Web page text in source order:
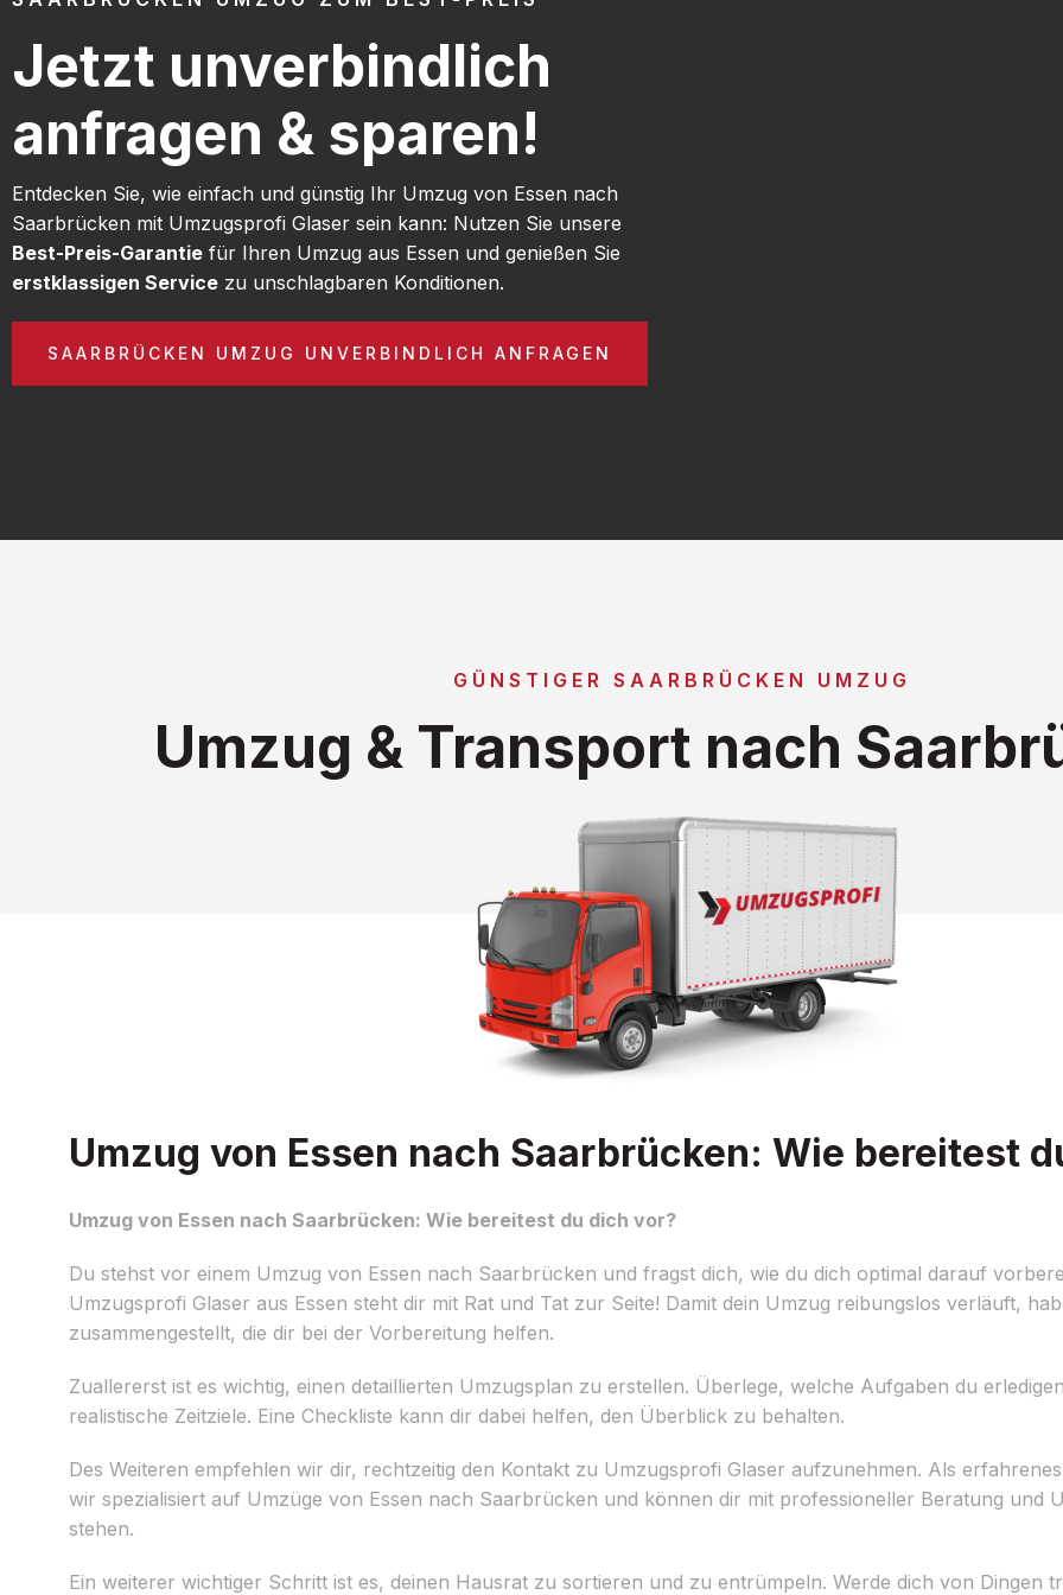
Jetzt unverbindlich
anfragen & sparen!
Entdecken Sie, wie einfach und günstig Ihr Umzug von Essen nach
Saarbrücken mit Umzugsprofi Glaser sein kann: Nutzen Sie unsere
Best-Preis-Garantie für Ihren Umzug aus Essen und genießen Sie
erstklassigen Service zu unschlagbaren Konditionen.
SAARBRÜCKEN UMZUG UNVERBINDLICH ANFRAGEN
GÜNSTIGER SAARBRÜCKEN UMZUG
Umzug & Transport nach
Umzug von Essen nach Saarbrücken: Wie bereitest
Umzug von Essen nach Saarbrücken: Wie bereitest du dich vor?
Du stehst vor einem Umzug von Essen nach Saarbrücken und fragst dich, wie du dich optimal darauf
Umzugsprofi Glaser aus Essen steht dir mit Rat und Tat zur Seite! Damit dein Umzug reibungslos verläuft,
zusammengestellt, die dir bei der Vorbereitung helfen.
Zuallererst ist es wichtig, einen detaillierten Umzugsplan zu erstellen. Überlege, welche Aufgaben du
realistische Zeitziele. Eine Checkliste kann dir dabei helfen, den Überblick zu behalten.
Des Weiteren empfehlen wir dir, rechtzeitig den Kontakt zu Umzugsprofi Glaser aufzunehmen. Als erfahrenes
wir spezialisiert auf Umzüge von Essen nach Saarbrücken und können dir mit professioneller Beratung und
stehen.
Ein weiterer wichtiger Schritt ist es, deinen Hausrat zu sortieren und zu entrümpeln. Werde dich von Dingen